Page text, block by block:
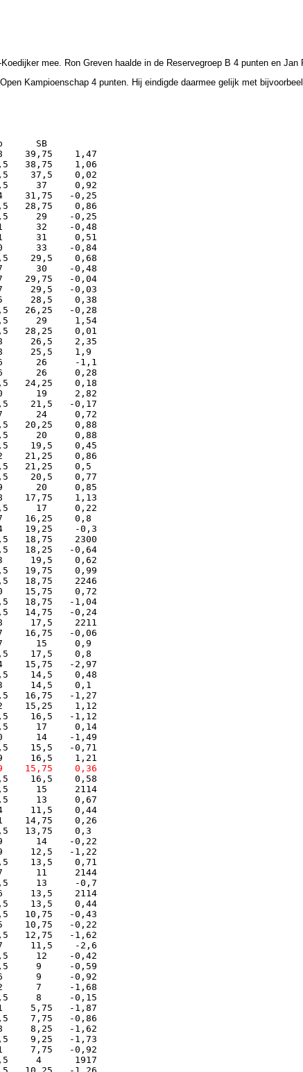
mee. Ron Greven haalde in de Reservegroep B 4 punten en
Kampioenschap 4 punten. Hij eindigde daarmee gelijk met
SB
39,75    1,47
38,75    1,06
37,5    0,02
37     0,92
31,75   -0,25
28,75    0,86
29    -0,25
32    -0,48
31     0,51
33    -0,84
29,5    0,68
30    -0,48
29,75   -0,04
29,5   -0,03
28,5    0,38
26,25   -0,28
29     1,54
28,25    0,01
26,5    2,35
25,5    1,9
26     -1,1
26     0,28
24,25    0,18
19     2,82
21,5   -0,17
24     0,72
20,25    0,88
20     0,88
19,5    0,45
21,25    0,86
21,25    0,5
20,5    0,77
20     0,85
17,75    1,13
17     0,22
16,25    0,8
19,25    -0,3
18,75    2300
18,25   -0,64
19,5    0,62
19,75    0,99
18,75    2246
15,75    0,72
18,75   -1,04
14,75   -0,24
17,5    2211
16,75   -0,06
15     0,9
17,5    0,8
15,75   -2,97
14,5    0,48
14,5    0,1
16,75   -1,27
15,25    1,12
16,5   -1,12
17     0,14
14    -1,49
15,5   -0,71
16,5    0,58
15     2114
13     0,67
11,5    0,44
14,75    0,26
13,75    0,3
14    -0,22
12,5   -1,22
13,5    0,71
11     2144
13     -0,7
13,5    2114
13,5    0,44
10,75   -0,43
10,75   -0,22
12,75   -1,62
11,5    -2,6
12    -0,42
9     -0,59
9     -0,92
7     -1,68
8     -0,15
5,75   -1,87
7,75   -0,86
8,25   -1,62
9,25   -1,73
7,75   -0,92
4      1917